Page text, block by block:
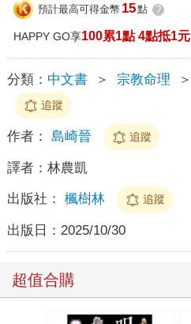
預計最高可得金幣 15點 ?
HAPPY GO享100累1點 4點抵1元
分類： 中文書 ＞ 宗教命理 ＞
追蹤
作者： 島崎晉 追蹤
譯者： 林農凱
出版社： 楓樹林 追蹤
出版日： 2025/10/30
超值合購